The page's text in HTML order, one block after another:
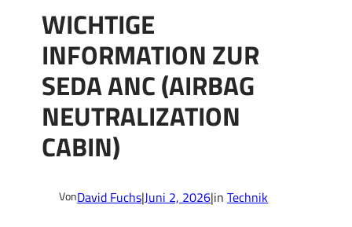
WICHTIGE
INFORMATION ZUR
SEDA ANC (AIRBAG
NEUTRALIZATION
CABIN)
VonDavid Fuchs|Juni 2, 2026|inTechnik